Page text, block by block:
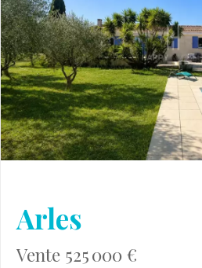
Arles
Vente 525 000 €